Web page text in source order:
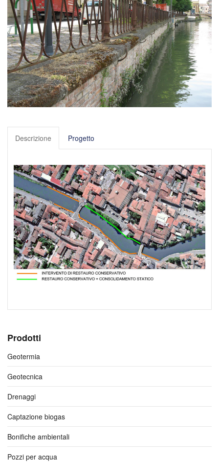
Descrizione Progetto
Prodotti
Geotermia
Geotecnica
Drenaggi
Captazione biogas
Bonifiche ambientali
Pozzi per acqua